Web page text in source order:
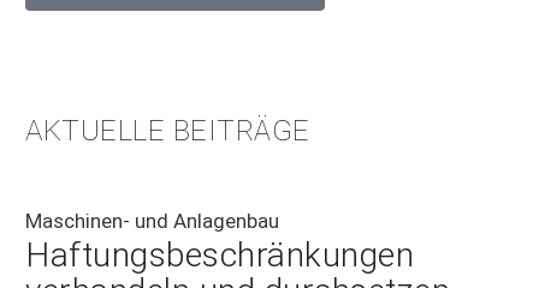
AKTUELLE BEITRÄGE
Maschinen- und Anlagenbau
Haftungsbeschränkungen